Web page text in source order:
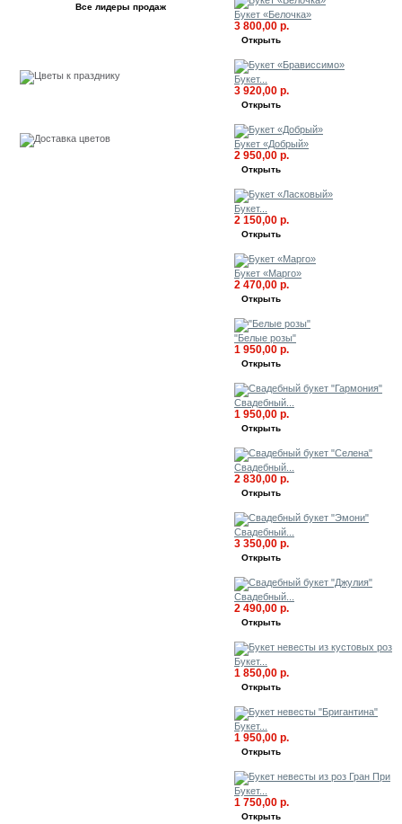
Букет «Белочка»
3 800,00 р.
Открыть
Букет...
3 920,00 р.
Открыть
Букет «Добрый»
2 950,00 р.
Открыть
Букет...
2 150,00 р.
Открыть
Букет «Марго»
2 470,00 р.
Открыть
"Белые розы"
1 950,00 р.
Открыть
Свадебный...
1 950,00 р.
Открыть
Свадебный...
2 830,00 р.
Открыть
Свадебный...
3 350,00 р.
Открыть
Свадебный...
2 490,00 р.
Открыть
Букет...
1 850,00 р.
Открыть
Букет...
1 950,00 р.
Открыть
Букет...
1 750,00 р.
Открыть
Все лидеры продаж